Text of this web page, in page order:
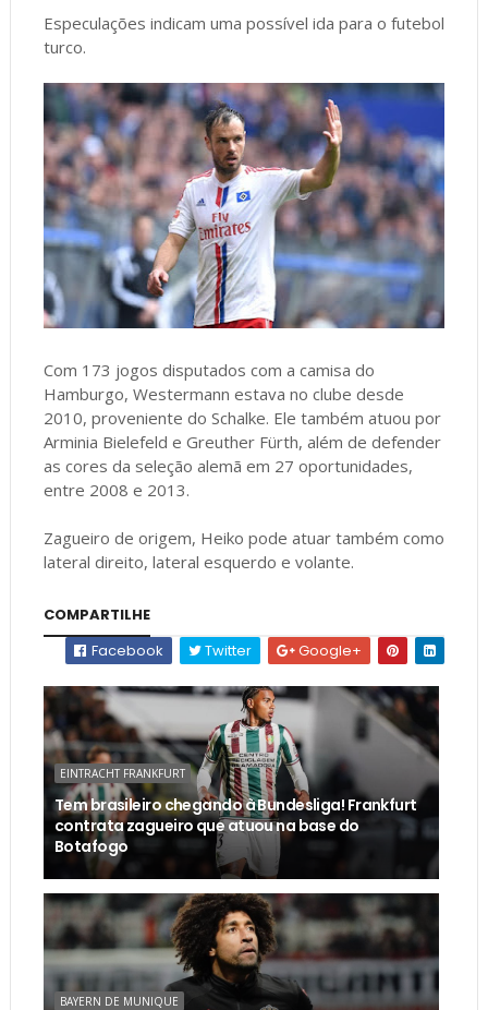
Especulações indicam uma possível ida para o futebol
turco.
Com 173 jogos disputados com a camisa do
Hamburgo, Westermann estava no clube desde
2010, proveniente do Schalke. Ele também atuou por
Arminia Bielefeld e Greuther Fürth, além de defender
as cores da seleção alemã em 27 oportunidades,
entre 2008 e 2013.
Zagueiro de origem, Heiko pode atuar também como
lateral direito, lateral esquerdo e volante.
COMPARTILHE
Facebook
Twitter Google+
EINTRACHT FRANKFURT
Tem brasileiro chegando à Bundesliga! Frankfurt
contrata zagueiro que atuou na base do
Botafogo
BAYERN DE MUNIQUE